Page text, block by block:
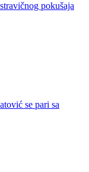
pokušaja
se pari sa